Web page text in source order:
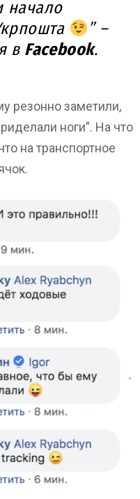
начало
” –
в Facebook.
резонно заметили,
ноги”. На что
на транспортное